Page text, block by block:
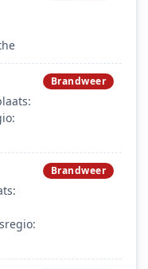
Brandweer
Brandweer